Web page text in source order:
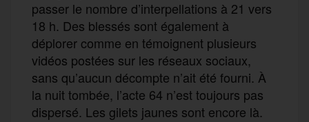
passer le nombre d’interpellations à 21 vers
18 h. Des blessés sont également à
déplorer comme en témoignent plusieurs
vidéos postées sur les réseaux sociaux,
sans qu’aucun décompte n’ait été fourni. À
la nuit tombée, l’acte 64 n’est toujours pas
dispersé. Les gilets jaunes sont encore là.